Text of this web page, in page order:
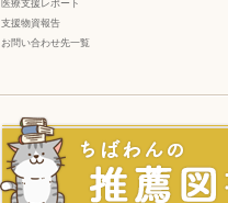
医療支援レポート
支援物資報告
お問い合わせ先一覧